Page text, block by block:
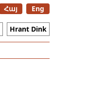
Հայ Eng
Hrant Dink